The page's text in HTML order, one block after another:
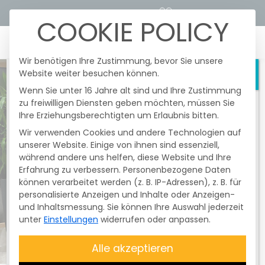
STROMTARIFRECHNER KUNDENPORTALE
Heute fanden im Netzgebiert der
Überlandzentrale Wörth/I.-Altheim Netz
AGnochmalsgesetzlich vorgeschriebene
und unangekündigteTestschaltungen
der Funkrundsteuerempfänger (FRE) statt.
Davon betroffen waren nur
Erzeugungsanlagen mit einer Größe
über 25 kWp bis 99,99 kWp. Diese
Testschaltung istnicht
entschädigungsfähig . Die Anlagen
wurden zum Abschluss des Testes wieder
100 % geregelt. Bitte überprüfen Sie,
ob IhreAnlage Energie produziert.
COOKIE POLICY
Wir benötigen Ihre Zustimmung, bevor Sie unsere
Website weiter besuchen können.
Wenn Sie unter 16 Jahre alt sind und Ihre Zustimmung
zu freiwilligen Diensten geben möchten, müssen Sie
Ihre Erziehungsberechtigten um Erlaubnis bitten.
Wir verwenden Cookies und andere Technologien auf
unserer Website. Einige von ihnen sind essenziell,
während andere uns helfen, diese Website und Ihre
Erfahrung zu verbessern. Personenbezogene Daten
können verarbeitet werden (z. B. IP-Adressen), z. B. für
personalisierte Anzeigen und Inhalte oder Anzeigen-
und Inhaltsmessung. Sie können Ihre Auswahl jederzeit
unter Einstellungen widerrufen oder anpassen.
Alle akzeptieren